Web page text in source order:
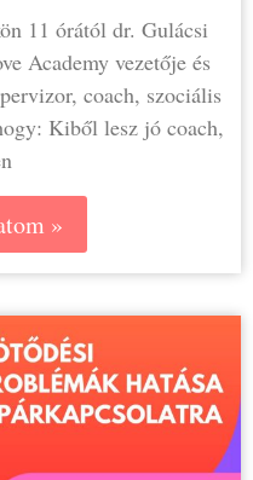
11 órától dr. Gulácsi
Academy vezetője és
coach, szociális
Kiből lesz jó coach,
»